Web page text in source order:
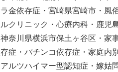
金依存症・宮崎県宮崎市・風
クリニック・心療内科・鹿児
奈川県横浜市保土ヶ谷区・家
症・パチンコ依存症・家庭内
ルツハイマー型認知症・嫁姑